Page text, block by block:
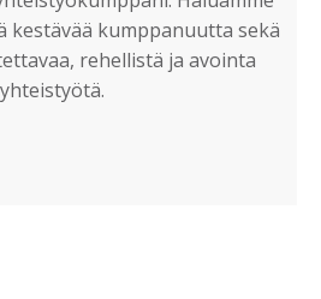
kestävää kumppanuutta sekä
rehellistä ja avointa
yhteistyötä.